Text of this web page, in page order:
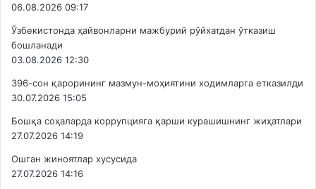
06.08.2026 09:17
Ўзбекистонда ҳайвонларни мажбурий рўйхатдан ўтказиш
бошланади
03.08.2026 12:30
396-сон қарорининг мазмун-моҳиятини ходимларга етказилди
30.07.2026 15:05
Бошқа соҳаларда коррупцияга қарши курашишнинг жиҳатлари
27.07.2026 14:19
Ошган жиноятлар хусусида
27.07.2026 14:16